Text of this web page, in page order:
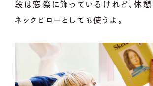
段は窓際に飾っているけれど、休憩
ネックピローとしても使うよ。